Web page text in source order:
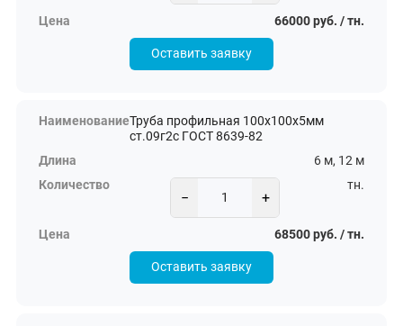
66000 руб. / тн.
Оставить заявку
Труба профильная 100х100х5мм
ст.09г2с ГОСТ 8639-82
6 м, 12 м
− +
тн.
68500 руб. / тн.
Оставить заявку